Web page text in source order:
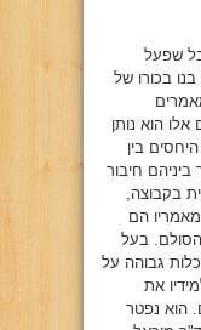
שפעל
של המאה ה-20 והוא בנו בכורו של
הוא נותן
בין
ביניהם חיבור
בקבוצה,
הם
בעל
גבוהה על
את
הוא נפטר